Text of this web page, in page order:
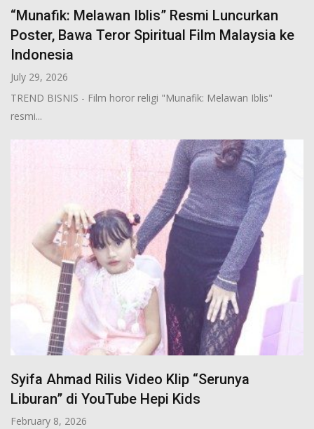
“Munafik: Melawan Iblis” Resmi Luncurkan
Poster, Bawa Teror Spiritual Film Malaysia ke
Indonesia
July 29, 2026
TREND BISNIS - Film horor religi "Munafik: Melawan Iblis"
resmi...
Syifa Ahmad Rilis Video Klip “Serunya
Liburan” di YouTube Hepi Kids
February 8, 2026